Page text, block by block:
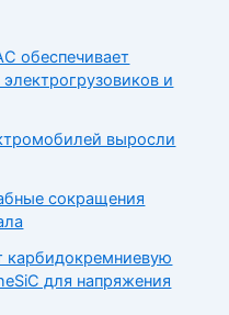
обеспечивает
и
выросли
сокращения
карбидокремниевую
для напряжения